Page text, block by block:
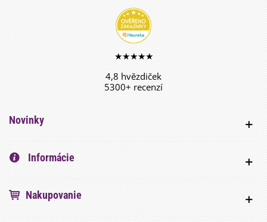
★★★★★
4,8 hvězdiček
5300+ recenzí
Novinky
Informácie
Nakupovanie